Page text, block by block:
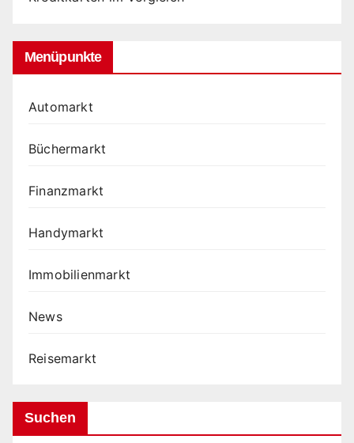
Menüpunkte
Automarkt
Büchermarkt
Finanzmarkt
Handymarkt
Immobilienmarkt
News
Reisemarkt
Suchen